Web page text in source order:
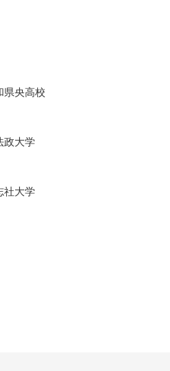
央高校
大学
大学